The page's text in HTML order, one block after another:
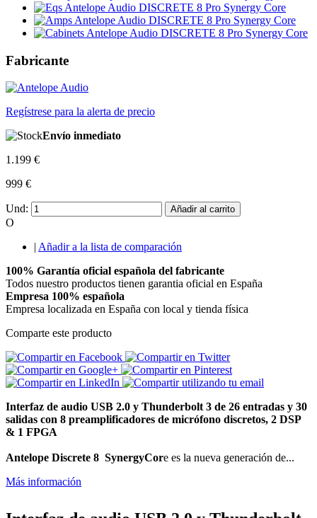
Fabricante
Regístrese para la alerta de precio
Envío inmediato
1.199 €
999 €
Und: Añadir al carrito
O
| Añadir a la lista de comparación
100% Garantía oficial española del fabricante
Todos nuestro productos tienen garantia oficial en España
Empresa 100% española
Empresa localizada en España con local y tienda física
Comparte este producto
Interfaz de audio USB 2.0 y Thunderbolt 3 de 26 entradas y 30
salidas con 8 preamplificadores de micrófono discretos, 2 DSP
& 1 FPGA
Antelope Discrete 8 SynergyCore es la nueva generación de...
Más información